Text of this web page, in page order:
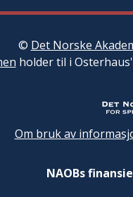
© Det Norske
holder til i
Om bruk av
NAOBs